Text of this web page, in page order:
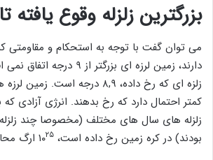
بزرگترین زلزله وقوع یافته
می توان گفت با توجه به استحکام و
دارند، زمین لرزه ای بزرگتر
زلزه ای که رخ داده، ۸,۹ درجه است.
کمتر احتمال دارد که رخ بدهند. انرژی آزادی
زلزله های سال های مختلف (مخصوصا چند
بودند) در کره زمین رخ داده است، ۱۰ ۲۵ ارگ